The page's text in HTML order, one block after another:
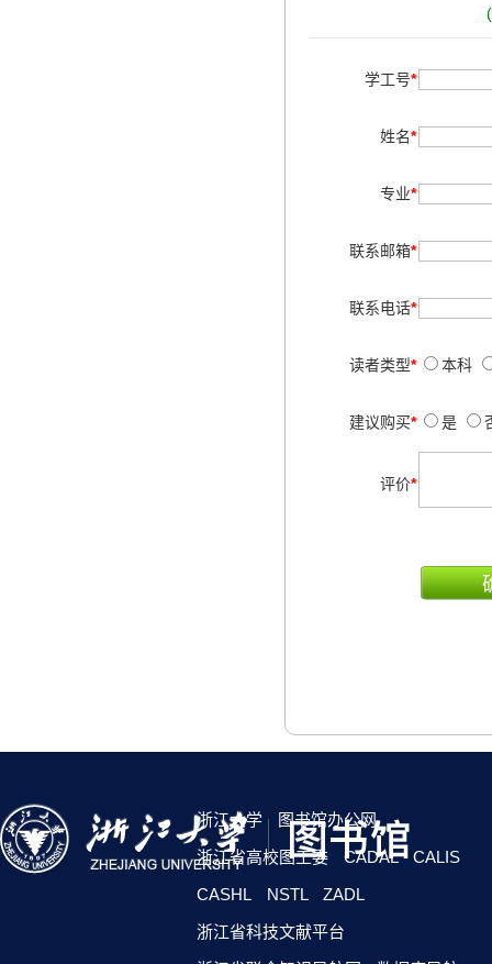
学工号*
姓名*
专业*
联系邮箱*
联系电话*
读者类型* 本科
建议购买* 是
评价*
浙江大学
图书馆办公网
浙江省高校图工委
CADAL
CALIS
CASHL
NSTL
ZADL
浙江省科技文献平台